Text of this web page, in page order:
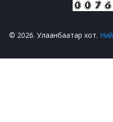
© 2026. Улаанбаатар хот.